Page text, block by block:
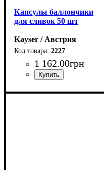
Капсулы баллончики
для сливок 50 шт
Kayser / Австрия
2227
1 162.00грн